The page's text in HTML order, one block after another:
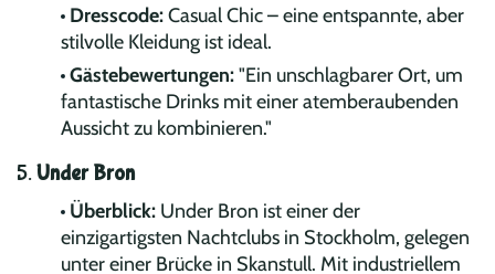
Dresscode:Casual Chic – eine entspannte, aber
stilvolle Kleidung ist ideal.
Gästebewertungen:"Ein unschlagbarer Ort, um
fantastische Drinks mit einer atemberaubenden
Aussicht zu kombinieren."
5.Under Bron
Überblick: Under Bron ist einer der
einzigartigsten Nachtclubs in Stockholm, gelegen
unter einer Brücke in Skanstull. Mit industriellem